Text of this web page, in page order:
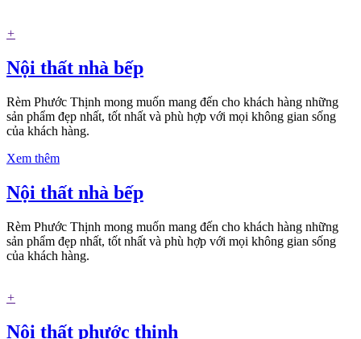
+
Nội thất nhà bếp
Rèm Phước Thịnh mong muốn mang đến cho khách hàng những
sản phẩm đẹp nhất, tốt nhất và phù hợp với mọi không gian sống
của khách hàng.
Xem thêm
Nội thất nhà bếp
Rèm Phước Thịnh mong muốn mang đến cho khách hàng những
sản phẩm đẹp nhất, tốt nhất và phù hợp với mọi không gian sống
của khách hàng.
+
Nội thất phước thịnh